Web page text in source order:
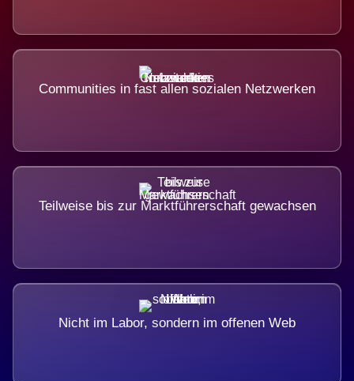
Communities in fast allen sozialen Netzwerken
Teilweise bis zur Marktführerschaft gewachsen
Nicht im Labor, sondern im offenen Web